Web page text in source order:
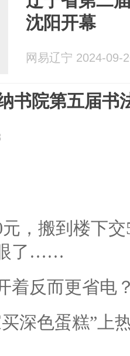
沈阳开幕
网易辽宁 2024-09-
书院第五届书
，搬到楼下
了……
着反而更省电
深色蛋糕”上